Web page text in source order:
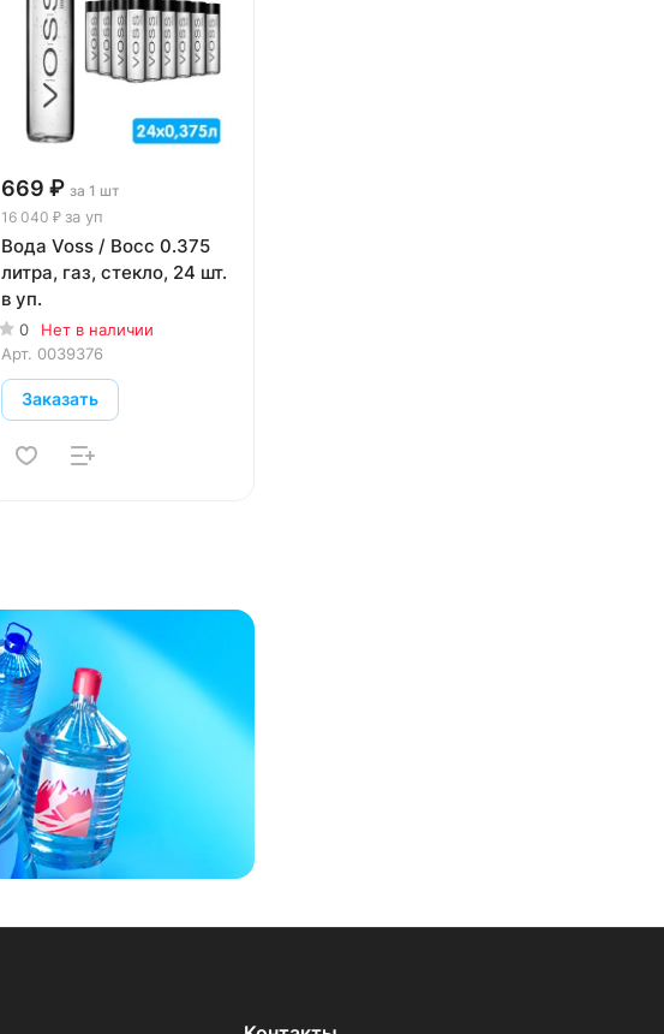
669 ₽ за 1 шт
16 040 ₽за уп
Вода Voss / Восс 0.375
литра, газ, стекло, 24 шт.
в уп.
0
Нет в наличии
Арт. 0039376
Заказать